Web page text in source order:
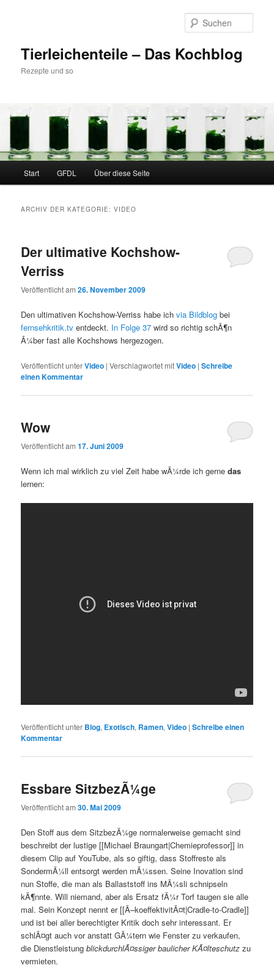
Tierleichenteile – Das Kochblog
Rezepte und so
Start GFDL Über diese Seite
ARCHIV DER KATEGORIE:VIDEO
Der ultimative Kochshow-
Verriss
Veröffentlicht am26. November 2009
Den ultimativen Kochshow-Verriss habe ichvia Bildblog bei
fernsehkritik.tv entdeckt. In Folge 37wird so richtig schÃ¶n
Ã¼ber fast alle Kochshows hergezogen.
Veröffentlicht unterVideo |Verschlagwortet mitVideo |Schreibe
einen Kommentar
Wow
Veröffentlicht am17. Juni 2009
Wenn ich mal wirklich zu viel Zeit habe wÃ¼rde ich gernedas
lernen:
Veröffentlicht unter Blog, Exotisch, Ramen,Video |Schreibe einen
Kommentar
Essbare SitzbezÃ¼ge
Veröffentlicht am30. Mai 2009
Den Stoff aus dem SitzbezÃ¼ge normalerweise gemacht sind
beschreibt der lustige [[Michael Braungart|Chemieprofessor]] in
diesem Clip auf YouTube, als so giftig, dass Stoffreste als
SondermÃ¼ll entsorgt werden mÃ¼ssen. Seine Inovation sind
nun Stoffe, die man als Ballaststoff ins MÃ¼sli schnipseln
kÃ¶nnte. Will niemand, aber als Ersatz fÃ¼r Torf taugen sie alle
mal. Sein Konzept nennt er [[Ã–koeffektivitÃ¤t|Cradle-to-Cradle]]
und ist bei aller berechtigter Kritik doch sehr interessant. Er
schlÃ¤gt auch vor anstatt GÃ¼tern wie Fenster zu verkaufen,
die DienstleistungblickdurchlÃ¤ssiger baulicher KÃ¤lteschutz zu
vermieten.